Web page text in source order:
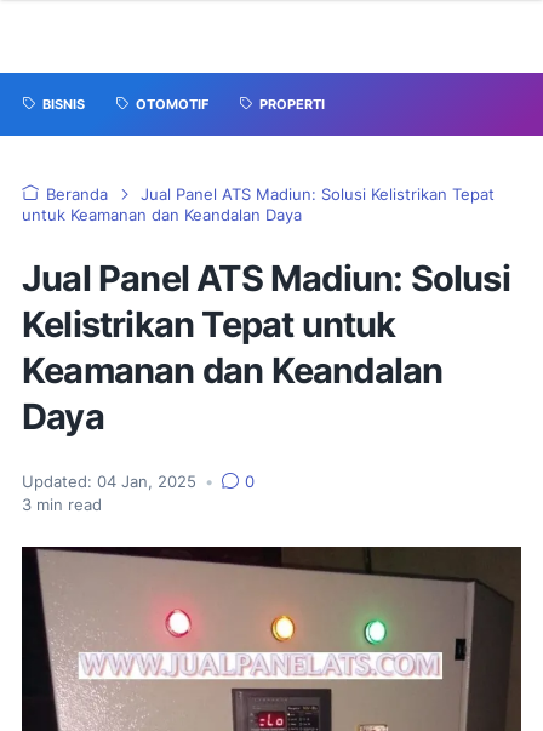
BISNIS OTOMOTIF PROPERTI
Beranda
Jual Panel ATS Madiun: Solusi Kelistrikan Tepat
untuk Keamanan dan Keandalan Daya
Jual Panel ATS Madiun: Solusi
Kelistrikan Tepat untuk
Keamanan dan Keandalan
Daya
Updated: 04 Jan, 2025 •
0
3 min read